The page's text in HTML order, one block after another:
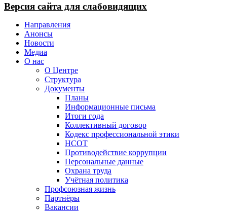
Версия сайта для слабовидящих
Направления
Анонсы
Новости
Медиа
О нас
О Центре
Структура
Документы
Планы
Информационные письма
Итоги года
Коллективный договор
Кодекс профессиональной этики
НСОТ
Противодействие коррупции
Персональные данные
Охрана труда
Учётная политика
Профсоюзная жизнь
Партнёры
Вакансии